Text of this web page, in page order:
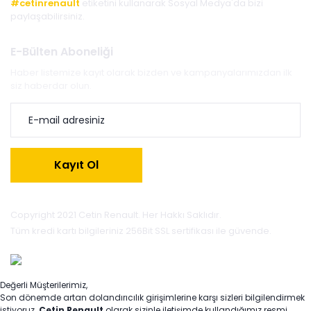
#cetinrenault etiketini kullanarak Sosyal Medya'da bizi
paylaşabilirsiniz.
E-Bülten Aboneliği
Kayıt Ol
Copyright 2021 Cetin Renault. Her Hakkı Saklıdır.
Tüm kredi kartı bilgileriniz 256Bit SSL sertifikası ile güvende.
Değerli Müşterilerimiz,
Son dönemde artan dolandırıcılık girişimlerine karşı sizleri bilgilendirmek